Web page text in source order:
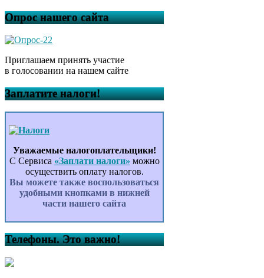
Опрос нашего сайта
Приглашаем принять участие
в голосовании на нашем сайте
Заплатите налоги!
Уважаемые налогоплательщики!
С Сервиса «Заплати налоги» можно
осуществить оплату налогов.
Вы можете также воспользоваться
удобными кнопками в нижней
части нашего сайта
Телефоны. Это важно!